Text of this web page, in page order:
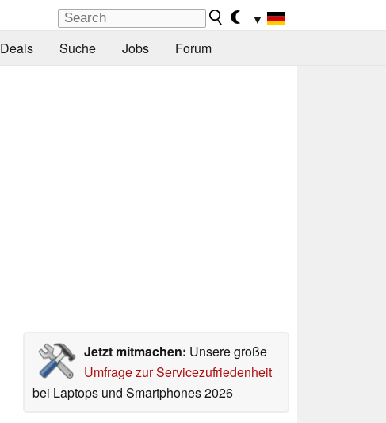
▼
Deals Suche Jobs Forum
Jetzt mitmachen: Unsere große
Umfrage zur Servicezufriedenheit
bei Laptops und Smartphones 2026